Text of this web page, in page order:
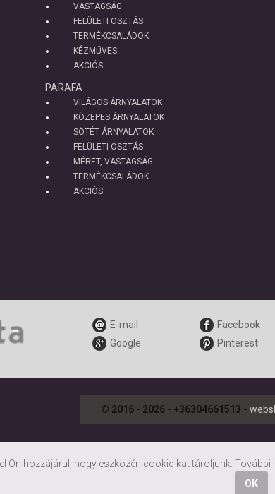
VASTAGSÁG
FELÜLETI OSZTÁS
TERMÉKCSALÁDOK
KÉZMŰVES
AKCIÓS
PARAFA
VILÁGOS ÁRNYALATOK
KÖZEPES ÁRNYALATOK
SÖTÉT ÁRNYALATOK
FELÜLETI OSZTÁS
MÉRET, VASTAGSÁG
TERMÉKCSALÁDOK
AKCIÓS
E-mail Facebook
Google
Pinterest
© 2016 - 2026 - +36304661513 -
Ön hozzájárul, hogy eszközén cookie-kat tároljunk.
OK